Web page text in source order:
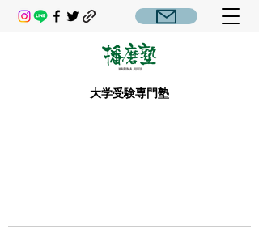
大学受験専門塾